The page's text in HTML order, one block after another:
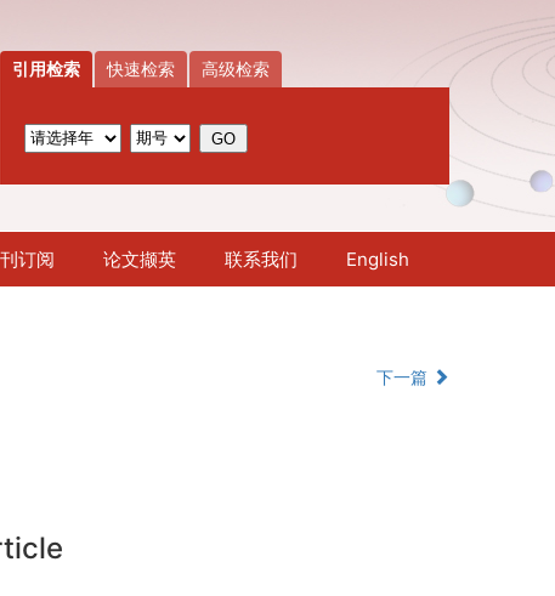
引用检索 快速检索 高级检索
订阅 论文撷英 联系我们 English
下一篇